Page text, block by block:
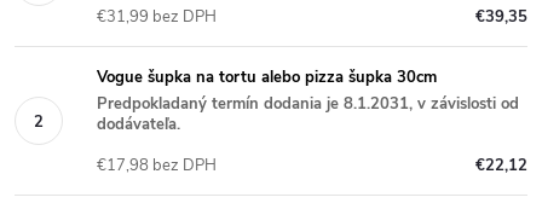
€39,35
€31,99 bez DPH
Vogue šupka na tortu alebo pizza šupka 30cm
Predpokladaný termín dodania je 8.1.2031, v závislosti od
dodávateľa.
€22,12
€17,98 bez DPH